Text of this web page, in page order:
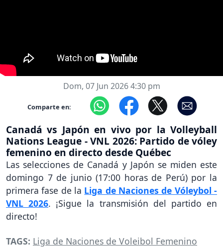
Dom, 07 Jun 2026 4:30 pm
Comparte en:
Canadá vs Japón en vivo por la Volleyball
Nations League - VNL 2026: Partido de vóley
femenino en directo desde Québec
Las selecciones de Canadá y Japón se miden este
domingo 7 de junio (17:00 horas de Perú) por la
primera fase de la Liga de Naciones de Vóleybol -
VNL 2026. ¡Sigue la transmisión del partido en
directo!
TAGS: Liga de Naciones de Voleibol Femenino